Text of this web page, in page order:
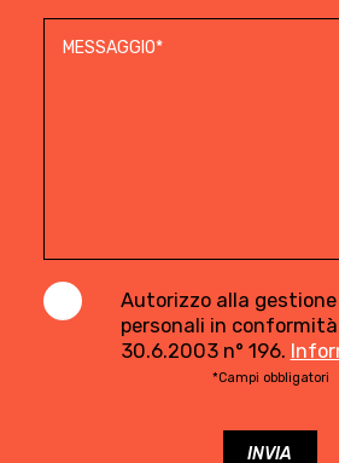
Autorizzo alla
personali in
30.6.2003 n° 196.
*Campi obbligatori